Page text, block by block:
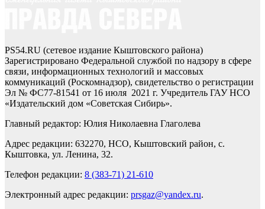
PS54.RU (сетевое издание Кыштовского района)
Зарегистрировано Федеральной службой по надзору в сфере
связи, информационных технологий и массовых
коммуникаций (Роскомнадзор), свидетельство о регистрации
Эл № ФС77-81541 от 16 июля 2021 г. Учредитель ГАУ НСО
«Издательский дом «Советская Сибирь».
Главный редактор: Юлия Николаевна Глаголева
Адрес редакции: 632270, НСО, Кыштовский район, с.
Кыштовка, ул. Ленина, 32.
Телефон редакции: 8 (383-71) 21-610
Электронный адрес редакции: prsgaz@yandex.ru.